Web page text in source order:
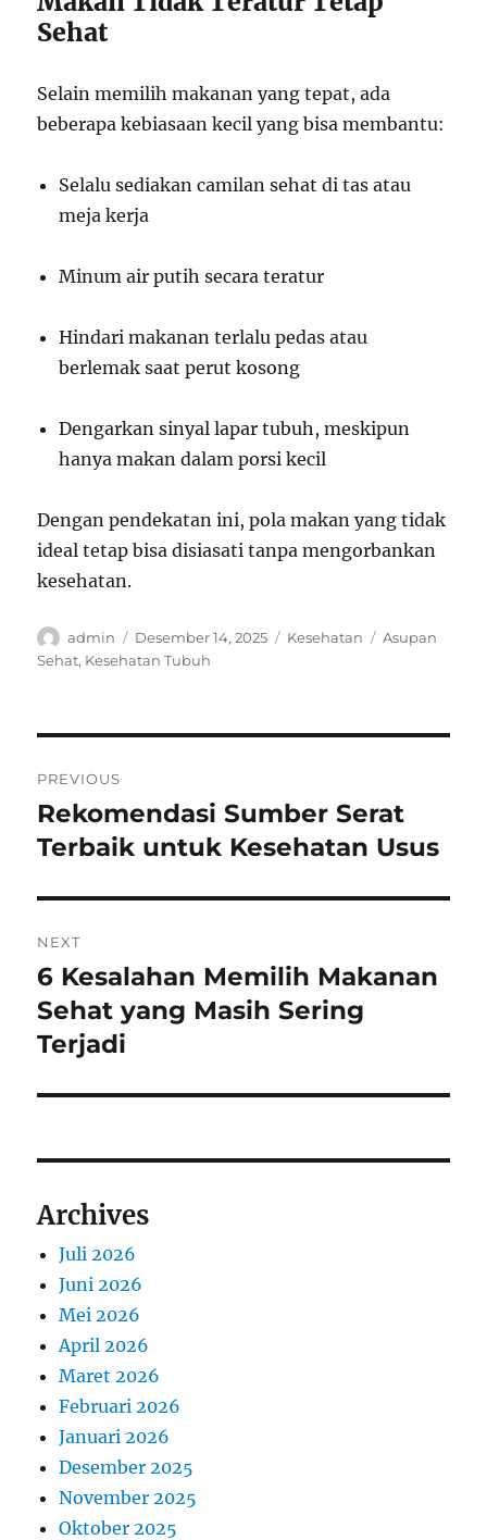
Sehat
Selain memilih makanan yang tepat, ada
beberapa kebiasaan kecil yang bisa membantu:
Selalu sediakan camilan sehat di tas atau
meja kerja
Minum air putih secara teratur
Hindari makanan terlalu pedas atau
berlemak saat perut kosong
Dengarkan sinyal lapar tubuh, meskipun
hanya makan dalam porsi kecil
Dengan pendekatan ini, pola makan yang tidak
ideal tetap bisa disiasati tanpa mengorbankan
kesehatan.
Author
admin
Posted
on
Desember 14, 2025 Categories
Kesehatan Tags
Asupan
Sehat, Kesehatan Tubuh
pos
PREVIOUS
Previous
post:
Rekomendasi Sumber Serat
Terbaik untuk Kesehatan Usus
NEXT
Next
post:
6 Kesalahan Memilih Makanan
Sehat yang Masih Sering
Terjadi
Archives
Juli 2026
Juni 2026
Mei 2026
April 2026
Maret 2026
Februari 2026
Januari 2026
Desember 2025
November 2025
Oktober 2025